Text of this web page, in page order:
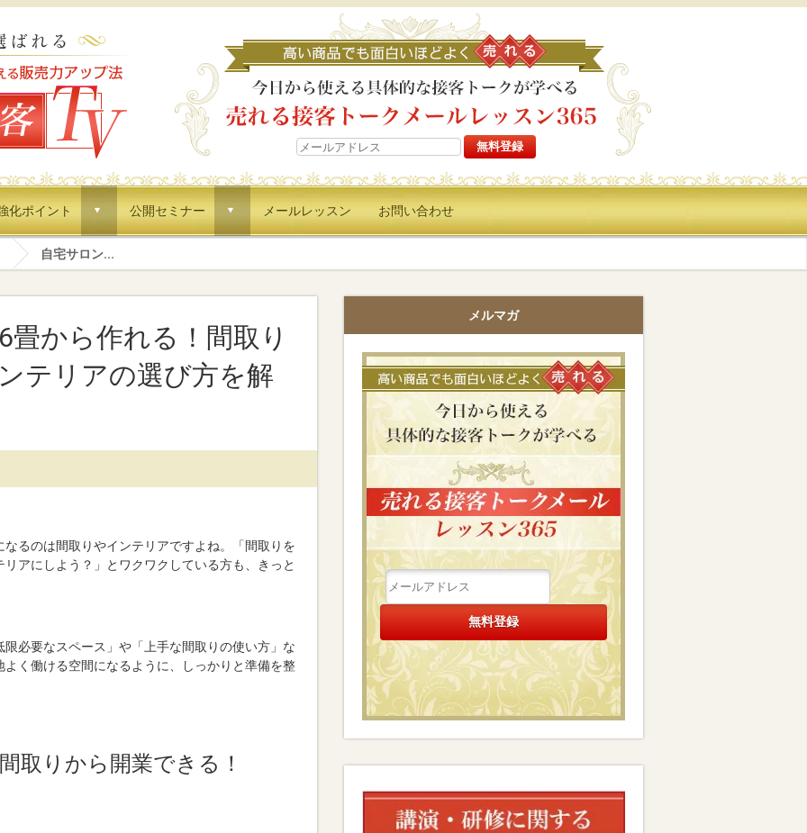
ポイント d 公開セミナー d メールレッスン お問い合わせ
自宅サロン...
畳から作れる！間取り
テリアの選び方を解
るのは間取りやインテリアですよね。「間取りを
アにしよう？」とワクワクしている方も、きっと
必要なスペース」や「上手な間取りの使い方」な
く働ける空間になるように、しっかりと準備を整
取りから開業できる！
メルマガ